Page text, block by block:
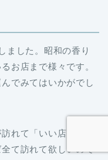
お店まで様々です。
でみてはいかがでし
て訪れて欲しいので
リアにあるギャラン